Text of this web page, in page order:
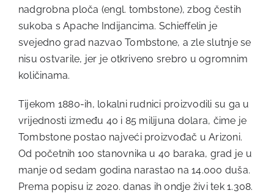
nadgrobna ploča (engl. tombstone), zbog čestih
sukoba s Apache Indijancima. Schieffelin je
svejedno grad nazvao Tombstone, a zle slutnje se
nisu ostvarile, jer je otkriveno srebro u ogromnim
količinama.
Tijekom 1880-ih, lokalni rudnici proizvodili su ga u
vrijednosti između 40 i 85 milijuna dolara, čime je
Tombstone postao najveći proizvođač u Arizoni.
Od početnih 100 stanovnika u 40 baraka, grad je u
manje od sedam godina narastao na 14.000 duša.
Prema popisu iz 2020. danas ih ondje živi tek 1.308.